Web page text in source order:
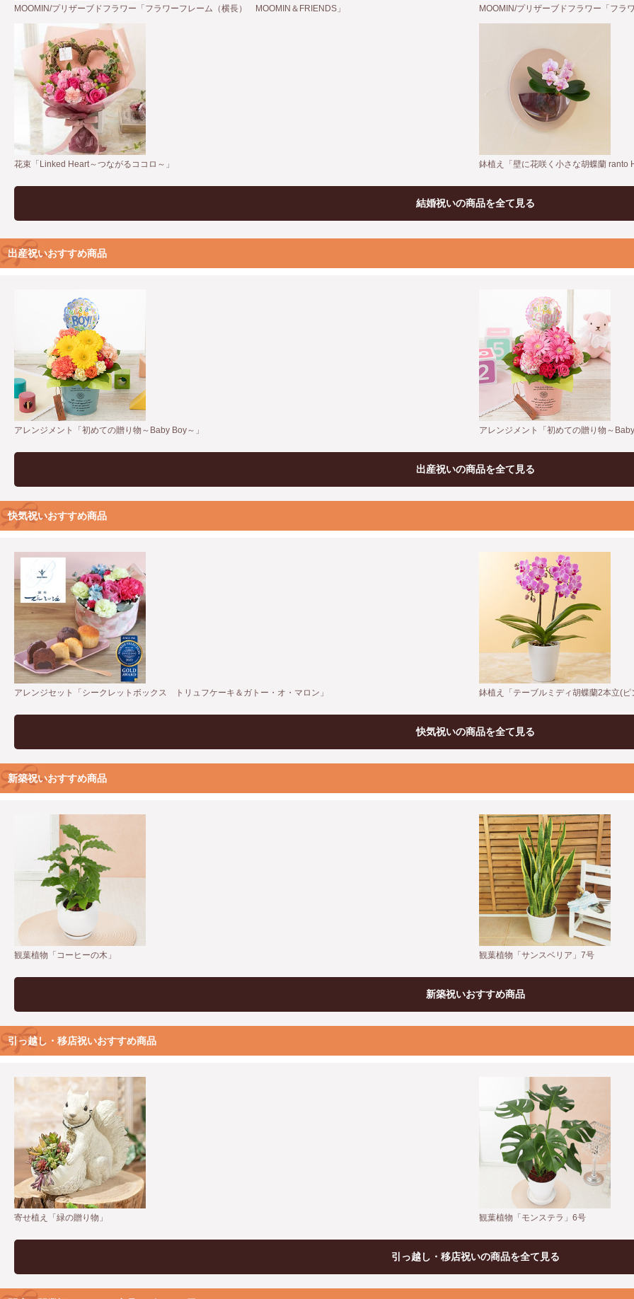
MOOMIN/プリザーブドフラワー「フラワーフレーム（横長） MOOMIN＆FRIENDS」 MOOMIN/プリザーブドフラワー「フ
花束「Linked Heart～つながるココロ～」 鉢植え「壁に花咲く小さな胡蝶蘭 ranto
結婚祝いの商品を全て見る
出産祝いおすすめ商品
アレンジメント「初めての贈り物～Baby Boy～」 アレンジメント「初めての贈り物～
出産祝いの商品を全て見る
快気祝いおすすめ商品
アレンジセット「シークレットボックス トリュフケーキ＆ガトー・オ・マロン」 鉢植え「テーブルミディ胡蝶蘭2本立(ピ
快気祝いの商品を全て見る
新築祝いおすすめ商品
観葉植物「コーヒーの木」 観葉植物「サンスベリア」7号
新築祝いおすすめ商品
引っ越し・移店祝いおすすめ商品
寄せ植え「緑の贈り物」 観葉植物「モンステラ」6号
引っ越し・移店祝いの商品を全て見る